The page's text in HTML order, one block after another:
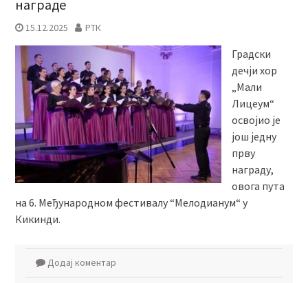
награде
15.12.2025 РТК
Градски
дечји хор
„Мали
Лицеум“
освојио је
још једну
прву
награду,
овога пута
на 6. Међународном фестивалу “Мелодианум“ у
Кикинди.
Додај коментар